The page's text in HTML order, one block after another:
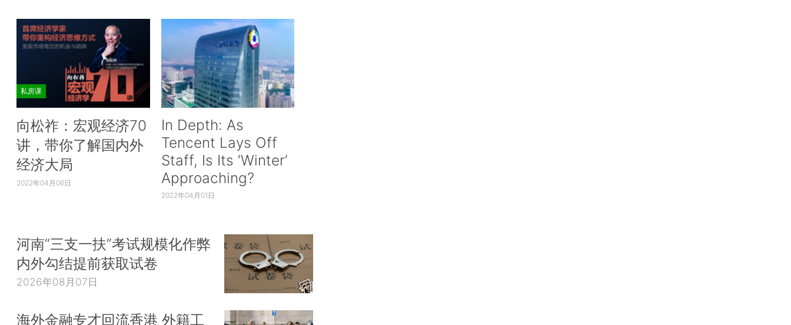
私房课
向松祚：宏观经济70
讲，带你了解国内外
经济大局
2022年04月06日
In Depth: As
Tencent Lays Off
Staff, Is Its ‘Winter’
Approaching?
2022年04月01日
河南“三支一扶”考试规模化作弊
内外勾结提前获取试卷
2026年08月07日
海外金融专才回流香港 外籍工